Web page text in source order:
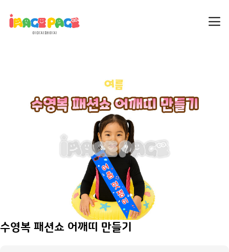
수영복 패션쇼 어깨띠 만들기